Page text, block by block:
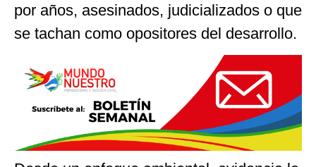
por años, asesinados, judicializados o que
se tachan como opositores del desarrollo.